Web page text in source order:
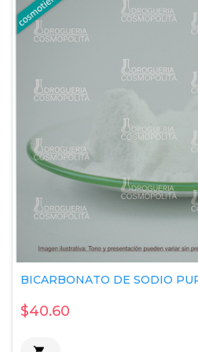
BICARBONATO DE SODIO
$40.60